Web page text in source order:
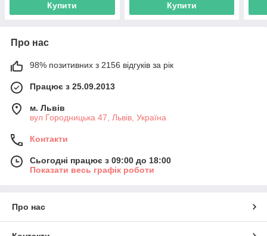
Купити Купити
Про нас
98% позитивних з 2156 відгуків за рік
Працює з 25.09.2013
м. Львів
вул Городницька 47, Львів, Україна
Контакти
Сьогодні працює з 09:00 до 18:00
Показати весь графік роботи
Про нас